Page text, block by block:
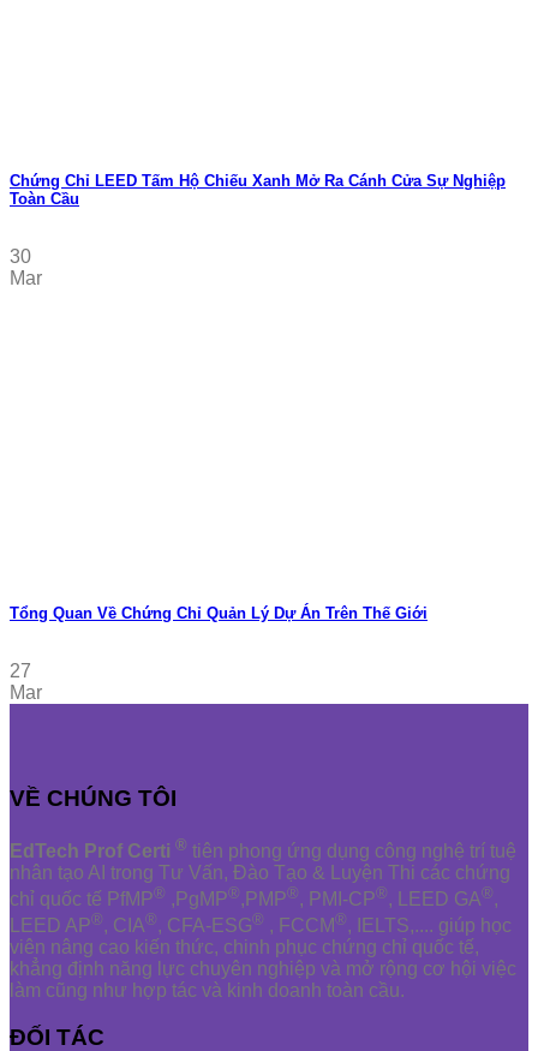
Chứng Chỉ LEED Tấm Hộ Chiếu Xanh Mở Ra Cánh Cửa Sự Nghiệp
Toàn Cầu
30
Mar
Tổng Quan Về Chứng Chỉ Quản Lý Dự Án Trên Thế Giới
27
Mar
VỀ CHÚNG TÔI
EdTech Prof Certi ® tiên phong ứng dụng công nghệ trí tuệ
nhân tạo AI trong Tư Vấn, Đào Tạo & Luyện Thi các chứng
chỉ quốc tế PfMP® ,PgMP®,PMP®, PMI-CP®, LEED GA®,
LEED AP®, CIA®, CFA-ESG® , FCCM®, IELTS,.... giúp học
viên nâng cao kiến thức, chinh phục chứng chỉ quốc tế,
khẳng định năng lực chuyên nghiệp và mở rộng cơ hội việc
làm cũng như hợp tác và kinh doanh toàn cầu.
ĐỐI TÁC